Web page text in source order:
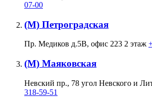
07-00
(М) Петроградская
Пр. Медиков д.5В, офис 223 2 этаж
(М) Маяковская
Невский пр., 78 угол Невского и
318-59-51